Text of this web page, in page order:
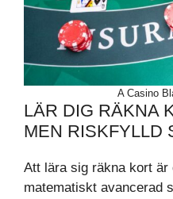
A Casino
LÄR DIG RÄKNA
MEN RISKFYLLD
Att lära sig räkna kort är
matematiskt avancerad